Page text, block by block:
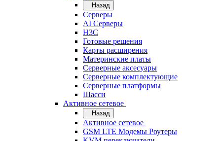
Назад
Cерверы
AI Серверы
H3C
Готовые решения
Карты расширения
Материнские платы
Серверные аксесуары
Серверные комплектующие
Серверные платформы
Шасси
Активное сетевое
Назад
Активное сетевое
GSM LTE Модемы Роутеры